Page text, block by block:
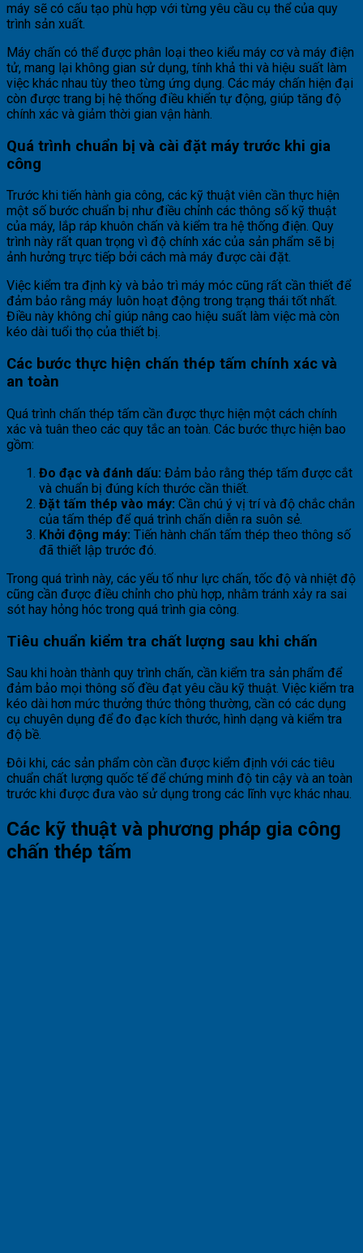
máy sẽ có cấu tạo phù hợp với từng yêu cầu cụ thể của quy
trình sản xuất.
Máy chấn có thể được phân loại theo kiểu máy cơ và máy điện
tử, mang lại không gian sử dụng, tính khả thi và hiệu suất làm
việc khác nhau tùy theo từng ứng dụng. Các máy chấn hiện đại
còn được trang bị hệ thống điều khiển tự động, giúp tăng độ
chính xác và giảm thời gian vận hành.
Quá trình chuẩn bị và cài đặt máy trước khi gia
công
Trước khi tiến hành gia công, các kỹ thuật viên cần thực hiện
một số bước chuẩn bị như điều chỉnh các thông số kỹ thuật
của máy, lắp ráp khuôn chấn và kiểm tra hệ thống điện. Quy
trình này rất quan trọng vì độ chính xác của sản phẩm sẽ bị
ảnh hưởng trực tiếp bởi cách mà máy được cài đặt.
Việc kiểm tra định kỳ và bảo trì máy móc cũng rất cần thiết để
đảm bảo rằng máy luôn hoạt động trong trạng thái tốt nhất.
Điều này không chỉ giúp nâng cao hiệu suất làm việc mà còn
kéo dài tuổi thọ của thiết bị.
Các bước thực hiện chấn thép tấm chính xác và
an toàn
Quá trình chấn thép tấm cần được thực hiện một cách chính
xác và tuân theo các quy tắc an toàn. Các bước thực hiện bao
gồm:
Đo đạc và đánh dấu: Đảm bảo rằng thép tấm được cắt
và chuẩn bị đúng kích thước cần thiết.
Đặt tấm thép vào máy: Cần chú ý vị trí và độ chắc chắn
của tấm thép để quá trình chấn diễn ra suôn sẻ.
Khởi động máy: Tiến hành chấn tấm thép theo thông số
đã thiết lập trước đó.
Trong quá trình này, các yếu tố như lực chấn, tốc độ và nhiệt độ
cũng cần được điều chỉnh cho phù hợp, nhằm tránh xảy ra sai
sót hay hỏng hóc trong quá trình gia công.
Tiêu chuẩn kiểm tra chất lượng sau khi chấn
Sau khi hoàn thành quy trình chấn, cần kiểm tra sản phẩm để
đảm bảo mọi thông số đều đạt yêu cầu kỹ thuật. Việc kiểm tra
kéo dài hơn mức thưởng thức thông thường, cần có các dụng
cụ chuyên dụng để đo đạc kích thước, hình dạng và kiểm tra
độ bề.
Đôi khi, các sản phẩm còn cần được kiểm định với các tiêu
chuẩn chất lượng quốc tế để chứng minh độ tin cậy và an toàn
trước khi được đưa vào sử dụng trong các lĩnh vực khác nhau.
Các kỹ thuật và phương pháp gia công
chấn thép tấm